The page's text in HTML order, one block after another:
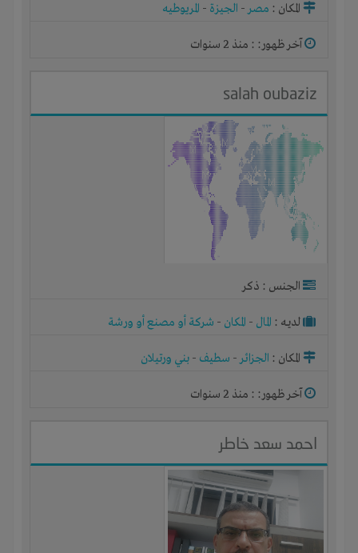
المكان : مصر- الجيزة - المريوطيه
آخر ظهور: : منذ 2 سنوات
salah oubaziz
الجنس : ذكر
لديـه : المال - المكان - شركة أو مصنع أو ورشة
المكان : الجزائر- سطيف - بني ورتيلان
آخر ظهور: : منذ 2 سنوات
احمد سعد خاطر